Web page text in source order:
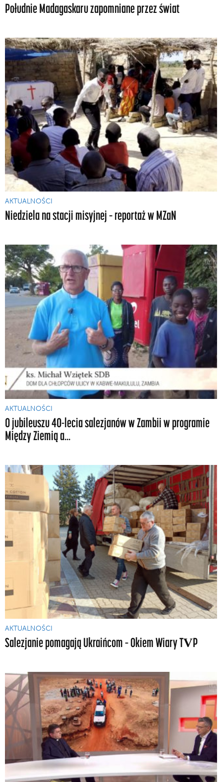
Południe Madagaskaru zapomniane przez świat
AKTUALNOŚCI
Niedziela na stacji misyjnej – reportaż w MZaN
AKTUALNOŚCI
O jubileuszu 40-lecia salezjanów w Zambii w programie
Między Ziemią a...
AKTUALNOŚCI
Salezjanie pomagają Ukraińcom – Okiem Wiary TVP